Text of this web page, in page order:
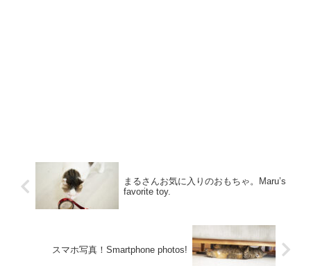
まるさんお気に入りのおもちゃ。Maru’s
favorite toy.
スマホ写真！Smartphone photos!